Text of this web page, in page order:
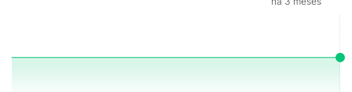
combinação de recursos atuais, memória generosa e
alternativa sólida para quem quer desempenho consistente e